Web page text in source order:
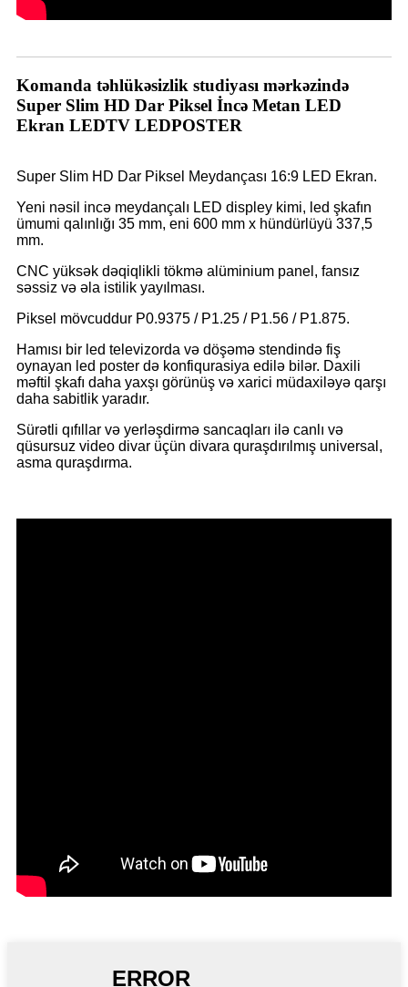
Komanda təhlükəsizlik studiyası mərkəzində
Super Slim HD Dar Piksel İncə Metan LED
Ekran LEDTV LEDPOSTER
Super Slim HD Dar Piksel Meydançası 16:9 LED Ekran.
Yeni nəsil incə meydançalı LED displey kimi, led şkafın
ümumi qalınlığı 35 mm, eni 600 mm x hündürlüyü 337,5
mm.
CNC yüksək dəqiqlikli tökmə alüminium panel, fansız
səssiz və əla istilik yayılması.
Piksel mövcuddur P0.9375 / P1.25 / P1.56 / P1.875.
Hamısı bir led televizorda və döşəmə stendində fiş
oynayan led poster də konfiqurasiya edilə bilər. Daxili
məftil şkafı daha yaxşı görünüş və xarici müdaxiləyə qarşı
daha sabitlik yaradır.
Sürətli qıfıllar və yerləşdirmə sancaqları ilə canlı və
qüsursuz video divar üçün divara quraşdırılmış universal,
asma quraşdırma.